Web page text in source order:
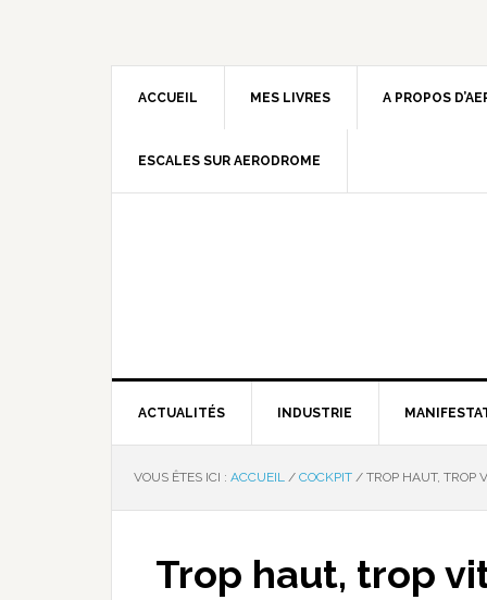
ACCUEIL MES LIVRES A PROPOS
ESCALES SUR AERODROME
ACTUALITÉS INDUSTRIE
VOUS ÊTES ICI : ACCUEIL / COCKPIT / TROP HAUT, TROP
Trop haut, trop